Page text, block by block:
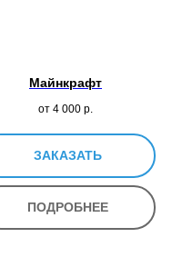
Майнкрафт
от 4 000 р.
ЗАКАЗАТЬ
ПОДРОБНЕЕ